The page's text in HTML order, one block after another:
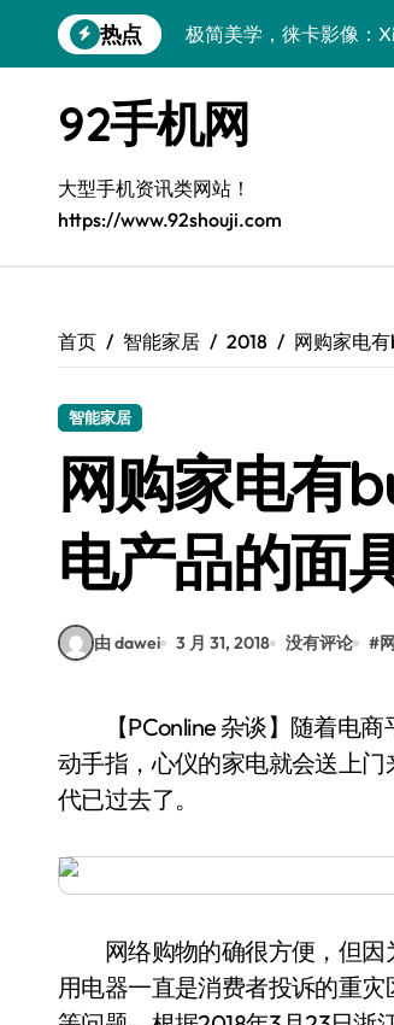
到
热点
极简美学，徕卡影像：
极简美学巅峰：三星
华为nova 15：极简高效
极简美学新典范：
iPhone 17e导购指南：
极简之选：真我GT8
真我GT8 Pro：极简高效
92手机网
大型手机资讯类网站！
https://www.92shouji.com
首页 智能家居 2018 网购家电
智能家居
网购家电有
电产品的面
由 dawei 3 月 31, 2018 没有评论 #
【PConline 杂谈】随着电商平台的不断发展，当想要买某件家电的时候，只要拿出手机，动
动手指，心仪的家电就会送上
代已过去了。
网络购物的确很方便，但因
用电器一直是消费者投诉的重